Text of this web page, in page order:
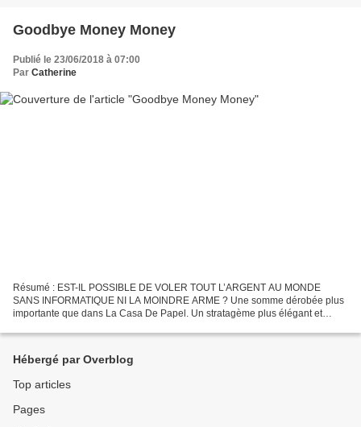
Goodbye Money Money
Publié le 23/06/2018 à 07:00
Par Catherine
Résumé : EST-IL POSSIBLE DE VOLER TOUT L’ARGENT AU MONDE
SANS INFORMATIQUE NI LA MOINDRE ARME ? Une somme dérobée plus
importante que dans La Casa De Papel. Un stratagème plus élégant et
subversif...
Hébergé par Overblog
Top articles
Pages